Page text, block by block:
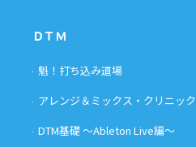
ＤＴＭ
魁！打ち込み道場
アレンジ＆ミックス・クリニック
DTM基礎 〜Ableton Live編〜